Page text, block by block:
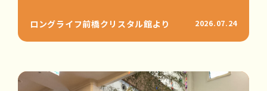
ロングライフ前橋クリスタル館より 2026.07.24